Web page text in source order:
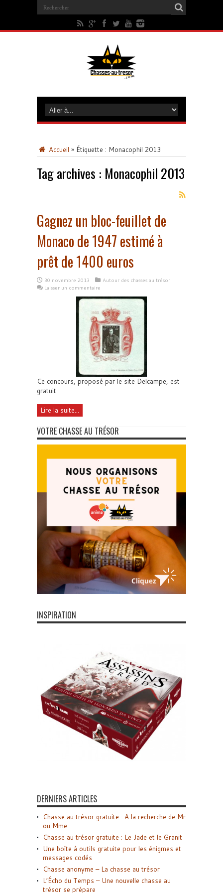
Accueil » Étiquette : Monacophil 2013
Tag archives : Monacophil 2013
Gagnez un bloc-feuillet de
Monaco de 1947 estimé à
prêt de 1400 euros
30 novembre 2013
Autour des chasses au trésor
Laisser un commentaire
Ce concours, proposé par le site Delcampe, est
gratuit
Lire la suite...
VOTRE CHASSE AU TRÉSOR
INSPIRATION
DERNIERS ARTICLES
Chasse au trésor gratuite : A la recherche de Mr
ou Mme
Chasse au trésor gratuite : Le Jade et le Granit
Une boîte à outils gratuite pour les énigmes et
messages codés
Chasse anonyme – La chasse au trésor
L’Écho du Temps – Une nouvelle chasse au
trésor se prépare